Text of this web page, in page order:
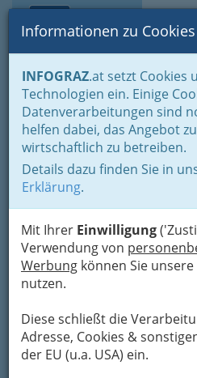
Informationen zu
INFOGRAZ.at setzt Cookies
Technologien ein. Einige
Datenverarbeitungen sind
helfen dabei, das Angebot
wirtschaftlich zu betreiben.
Details dazu finden Sie in
Erklärung.
Mit Ihrer Einwilligung
Verwendung von
Werbung können Sie unsere
nutzen.
Diese schließt die
Adresse, Cookies &
der EU (u.a. USA) ein.
Home Lifestyle
Freizeit & Sport
Wohin am Wochenende
Wilfried Schilhan
Buschenschank
Kranach 8, 8462 Gamlitz
+43 3453 6094
+43 664 130 86 28
Falstaff: 3 Trauben
Karte
Karte anzeigen